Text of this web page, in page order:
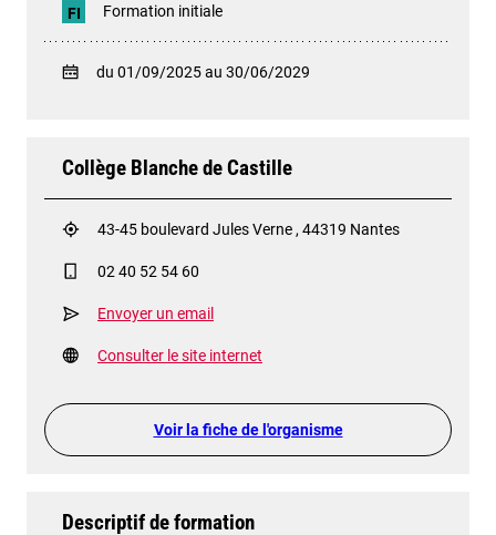
FI Formation initiale
du 01/09/2025 au 30/06/2029
Collège Blanche de Castille
43-45 boulevard Jules Verne , 44319 Nantes
02 40 52 54 60
Envoyer un email
Consulter le site internet
Voir la fiche de l'organisme
Descriptif de formation